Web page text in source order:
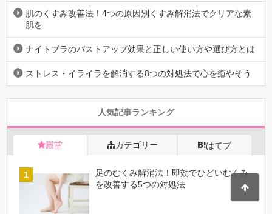
肌のくすみ改善法！4つの原因別くすみ解消法でクリアな素
肌を
ナイトブラのバストアップ効果と正しい使い方や選び方とは
ストレス・イライラを解消する8つの対処法で心を癒やそう
人気記事ランキング
殿堂 カテゴリー はてブ
足のむくみ解消法！即効でひどいむくみ
を改善する5つの対処法